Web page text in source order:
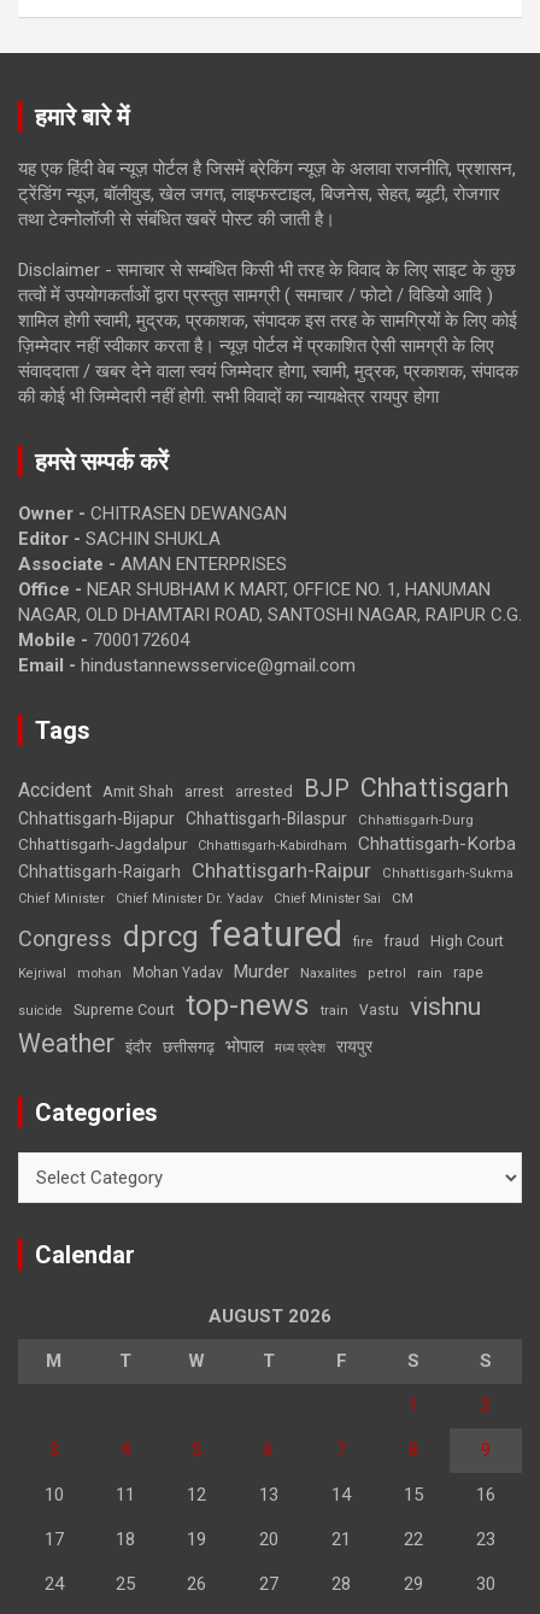
हमारे बारे में
यह एक हिंदी वेब न्यूज़ पोर्टल है जिसमें ब्रेकिंग न्यूज़ के अलावा राजनीति, प्रशासन,
ट्रेंडिंग न्यूज, बॉलीवुड, खेल जगत, लाइफस्टाइल, बिजनेस, सेहत, ब्यूटी, रोजगार
तथा टेक्नोलॉजी से संबंधित खबरें पोस्ट की जाती है।
Disclaimer - समाचार से सम्बंधित किसी भी तरह के विवाद के लिए साइट के कुछ
तत्वों में उपयोगकर्ताओं द्वारा प्रस्तुत सामग्री ( समाचार / फोटो / विडियो आदि )
शामिल होगी स्वामी, मुद्रक, प्रकाशक, संपादक इस तरह के सामग्रियों के लिए कोई
ज़िम्मेदार नहीं स्वीकार करता है। न्यूज़ पोर्टल में प्रकाशित ऐसी सामग्री के लिए
संवाददाता / खबर देने वाला स्वयं जिम्मेदार होगा, स्वामी, मुद्रक, प्रकाशक, संपादक
की कोई भी जिम्मेदारी नहीं होगी. सभी विवादों का न्यायक्षेत्र रायपुर होगा
हमसे सम्पर्क करें
Owner - CHITRASEN DEWANGAN
Editor - SACHIN SHUKLA
Associate - AMAN ENTERPRISES
Office - NEAR SHUBHAM K MART, OFFICE NO. 1, HANUMAN
NAGAR, OLD DHAMTARI ROAD, SANTOSHI NAGAR, RAIPUR C.G.
Mobile - 7000172604
Email - hindustannewsservice@gmail.com
Tags
Accident Amit Shah arrest arrested BJP Chhattisgarh
Chhattisgarh-Bijapur Chhattisgarh-Bilaspur Chhattisgarh-Durg
Chhattisgarh-Jagdalpur Chhattisgarh-Kabirdham Chhattisgarh-Korba
Chhattisgarh-Raigarh Chhattisgarh-Raipur
Chhattisgarh-Sukma
Chief Minister
Chief Minister Dr. Yadav Chief Minister Sai CM
Congress dprcg featured fire fraud High Court
Kejriwal mohan Mohan Yadav Murder Naxalites petrol rain rape
suicide Supreme Court top-news train Vastu vishnu
Weather इंदौर छत्तीसगढ़ भोपाल मध्य प्रदेश रायपुर
Categories
Calendar
AUGUST 2026
M T W T F S S
1 2
3 4 5 6 7 8 9
10 11 12 13 14 15 16
17 18 19 20 21 22 23
24 25 26 27 28 29 30